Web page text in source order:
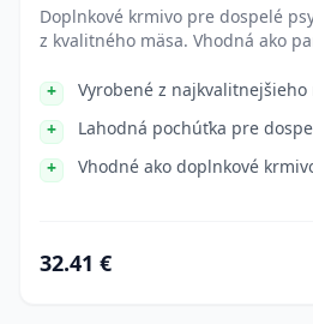
Doplnkové krmivo pre dospelé
z kvalitného mäsa. Vhodná ako
Vyrobené z najkvalitnejšieho
Lahodná pochúťka pre
Vhodné ako doplnkové
32.41 €